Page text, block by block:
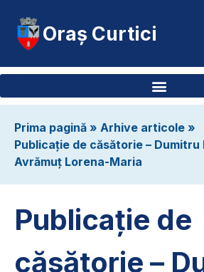
Oraș Curtici
Prima pagină » Arhive articole »
Publicaţie de căsătorie – Dumitru
Avrămuţ Lorena-Maria
Publicaţie de
căsătorie –